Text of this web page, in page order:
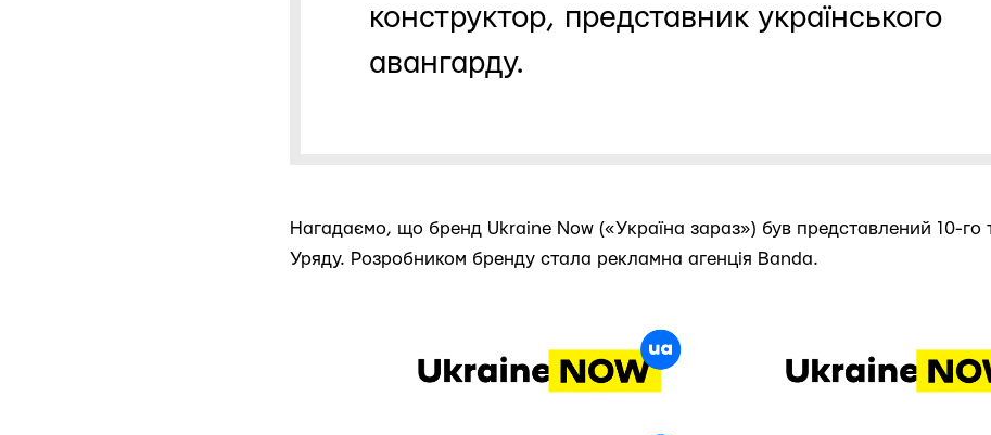
конструктор, представник українського
авангарду.
Нагадаємо, що бренд Ukraine Now («Україна зараз») був представлений 10-го
Уряду. Розробником бренду стала рекламна агенція Banda.